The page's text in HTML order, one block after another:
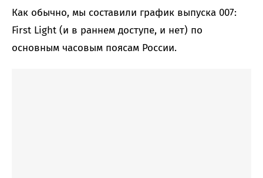
Как обычно, мы составили график выпуска 007:
First Light (и в раннем доступе, и нет) по
основным часовым поясам России.